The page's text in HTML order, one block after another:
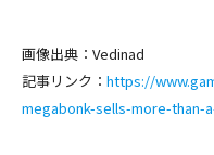
画像出典：Vedinad
記事リンク： https://
megabonk-sells-more-than-